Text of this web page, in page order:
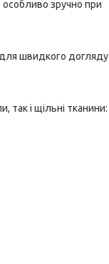
зручно при
швидкого догляду
так і щільні тканини: